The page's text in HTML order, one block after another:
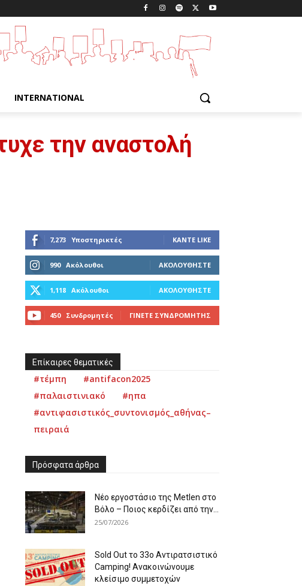
INTERNATIONAL
την αναστολή
7,273 Υποστηρικτές ΚΆΝΤΕ LIKE
990 Ακόλουθοι ΑΚΟΛΟΥΘΉΣΤΕ
1,118 Ακόλουθοι ΑΚΟΛΟΥΘΉΣΤΕ
450 Συνδρομητές ΓΊΝΕΤΕ ΣΥΝΔΡΟΜΗΤΉΣ
Επίκαιρες θεματικές
#τέμπη
#antifacon2025
#παλαιστινιακό
#ηπα
#αντιφασιστικός_συντονισμός_αθήνας–
πειραιά
Πρόσφατα άρθρα
Νέο εργοστάσιο της Metlen στο
Βόλο – Ποιος κερδίζει από την...
25/07/2026
Sold Out το 33ο Αντιρατσιστικό
Camping! Ανακοινώνουμε
κλείσιμο συμμετοχών